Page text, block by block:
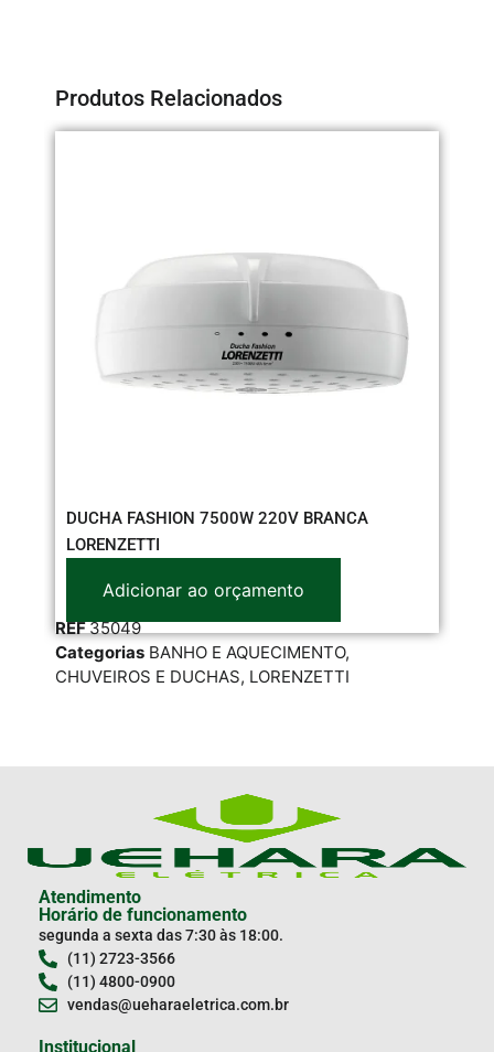
Produtos Relacionados
DUCHA FASHION 7500W 220V BRANCA
LORENZETTI
Adicionar ao orçamento
REF35049
Categorias BANHO E AQUECIMENTO,
CHUVEIROS E DUCHAS, LORENZETTI
Atendimento
Horário de funcionamento
segunda a sexta das 7:30 às 18:00.
(11) 2723-3566
(11) 4800-0900
vendas@ueharaeletrica.com.br
Institucional